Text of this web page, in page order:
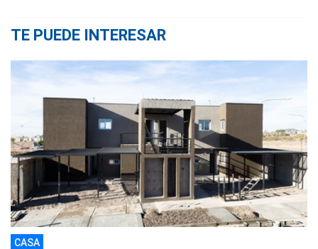
TE PUEDE INTERESAR
CASA